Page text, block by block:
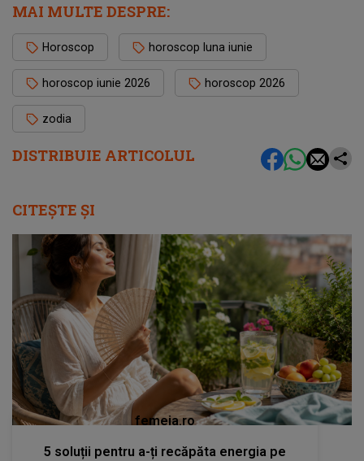
DISTRIBUIE ARTICOLUL
MAI MULTE DESPRE:
Horoscop horoscop luna iunie
horoscop iunie 2026 horoscop 2026
zodia
CITEȘTE ȘI
femeia.ro
5 soluții pentru a-ți recăpăta energia pe